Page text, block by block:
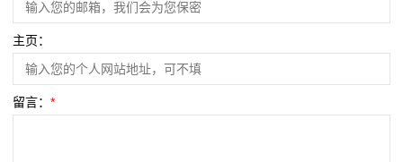
主页：
留言： *